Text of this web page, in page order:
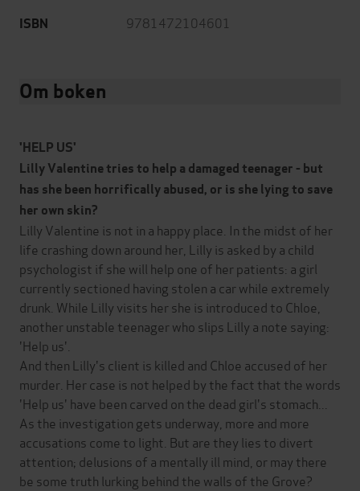
ISBN 9781472104601
Om boken
'HELP US'
Lilly Valentine tries to help a damaged teenager - but
has she been horrifically abused, or is she lying to save
her own skin?
Lilly Valentine is not in a happy place. In the midst of her
life crashing down around her, Lilly is asked by a child
psychologist if she will help one of her patients: a girl
currently sectioned having stolen a car while extremely
drunk. While Lilly visits her she is introduced to Chloe,
another unstable teenager who slips Lilly a note saying:
'Help us'.
And then Lilly's client is killed and Chloe accused of her
murder. Her case is not helped by the fact that the words
'Help us' have been carved on the dead girl's stomach...
As the investigation gets underway, more and more
accusations come to light. But are they lies to divert
attention; delusions of a mentally ill mind, or may there
be some truth lurking behind the walls of the Grove?